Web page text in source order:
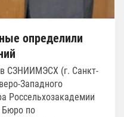
определили
СЗНИИМЭСХ (г. Санкт-
Западного
Россельхозакадемии
Бюро по